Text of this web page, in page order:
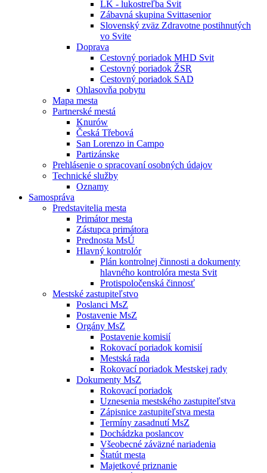
LK - lukostreľba Svit
Zábavná skupina Svittasenior
Slovenský zväz Zdravotne postihnutých
vo Svite
Doprava
Cestovný poriadok MHD Svit
Cestovný poriadok ŽSR
Cestovný poriadok SAD
Ohlasovňa pobytu
Mapa mesta
Partnerské mestá
Knurów
Česká Třebová
San Lorenzo in Campo
Partizánske
Prehlásenie o spracovaní osobných údajov
Technické služby
Oznamy
Samospráva
Predstavitelia mesta
Primátor mesta
Zástupca primátora
Prednosta MsÚ
Hlavný kontrolór
Plán kontrolnej činnosti a dokumenty
hlavného kontrolóra mesta Svit
Protispoločenská činnosť
Mestské zastupiteľstvo
Poslanci MsZ
Postavenie MsZ
Orgány MsZ
Postavenie komisií
Rokovací poriadok komisií
Mestská rada
Rokovací poriadok Mestskej rady
Dokumenty MsZ
Rokovací poriadok
Uznesenia mestského zastupiteľstva
Zápisnice zastupiteľstva mesta
Termíny zasadnutí MsZ
Dochádzka poslancov
Všeobecné záväzné nariadenia
Štatút mesta
Majetkové priznanie